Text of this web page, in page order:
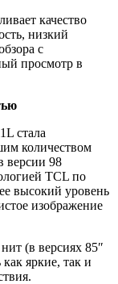
качество
низкий
с
просмотр в
стала
количеством
версии 98
TCL по
высокий уровень
изображение
(в версиях 85″
как яркие, так и